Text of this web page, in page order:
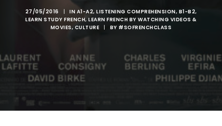
27/05/2016 | IN A1-A2, LISTENING COMPREHENSION, B1-B2,
LEARN STUDY FRENCH,LEARN FRENCH BY WATCHING VIDEOS &
MOVIES, CULTURE | BY #SOFRENCHCLASS